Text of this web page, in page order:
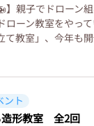
】親子でドローン
ローン教室をやっ
て教室」、今年も
ント
造形教室 全2回